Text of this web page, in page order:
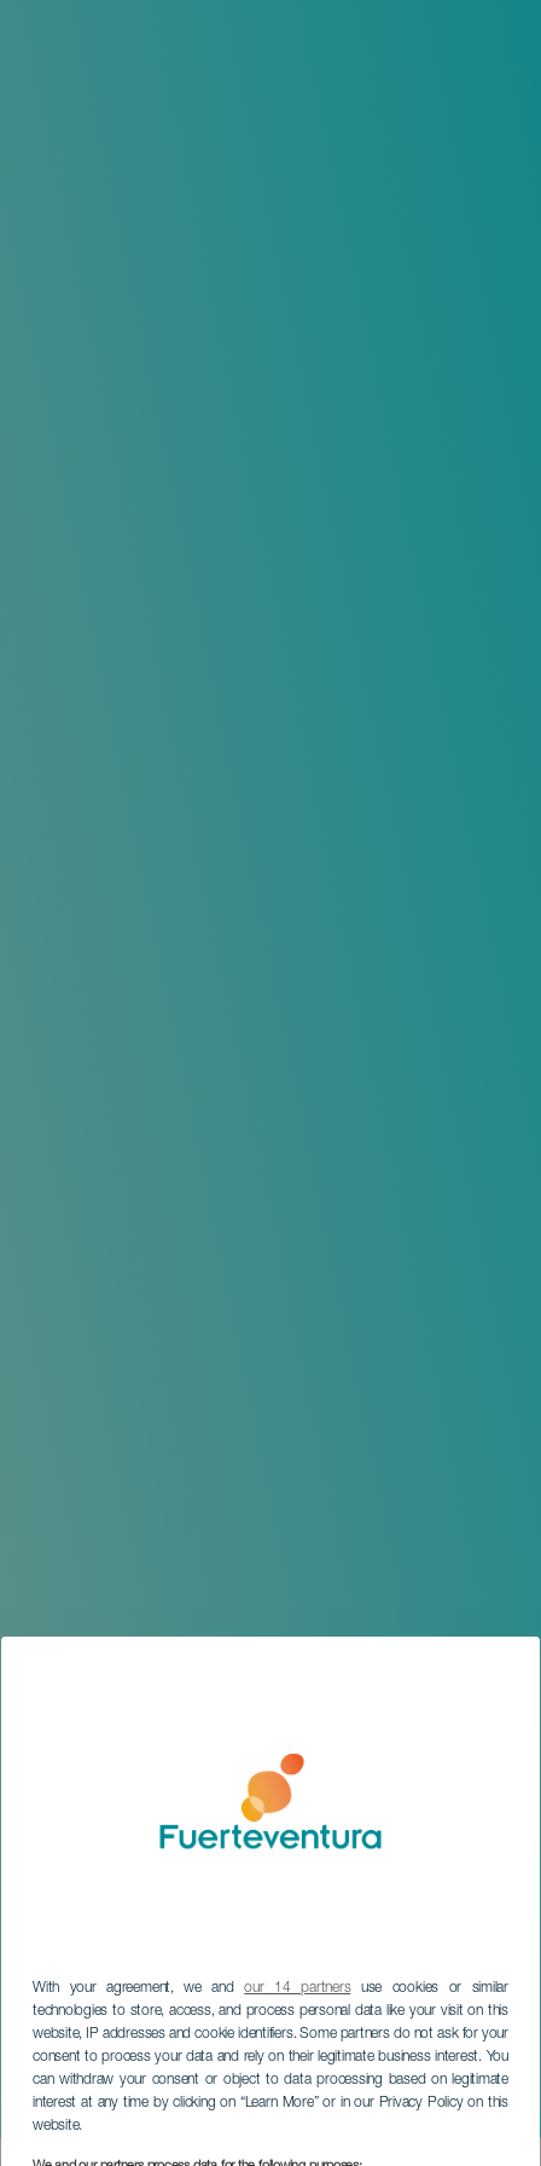
With your agreement, we andour 14 partnersuse cookies or similar
technologies to store, access, and process personal data like your visit on this
website, IP addresses and cookie identifiers. Some partners do not ask for your
consent to process your data and rely on their legitimate business interest. You
can withdraw your consent or object to data processing based on legitimate
interest at any time by clicking on “Learn More” or in our Privacy Policy on this
website.
Festeggiamenti della
Candelaria
FUERTEVENTURA